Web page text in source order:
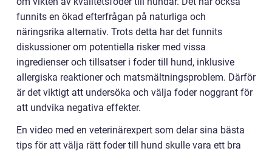
funnits en ökad efterfrågan på naturliga och
näringsrika alternativ. Trots detta har det funnits
diskussioner om potentiella risker med vissa
ingredienser och tillsatser i foder till hund, inklusive
allergiska reaktioner och matsmältningsproblem. Därför
är det viktigt att undersöka och välja foder noggrant för
att undvika negativa effekter.
En video med en veterinärexpert som delar sina bästa
tips för att välja rätt foder till hund skulle vara ett bra